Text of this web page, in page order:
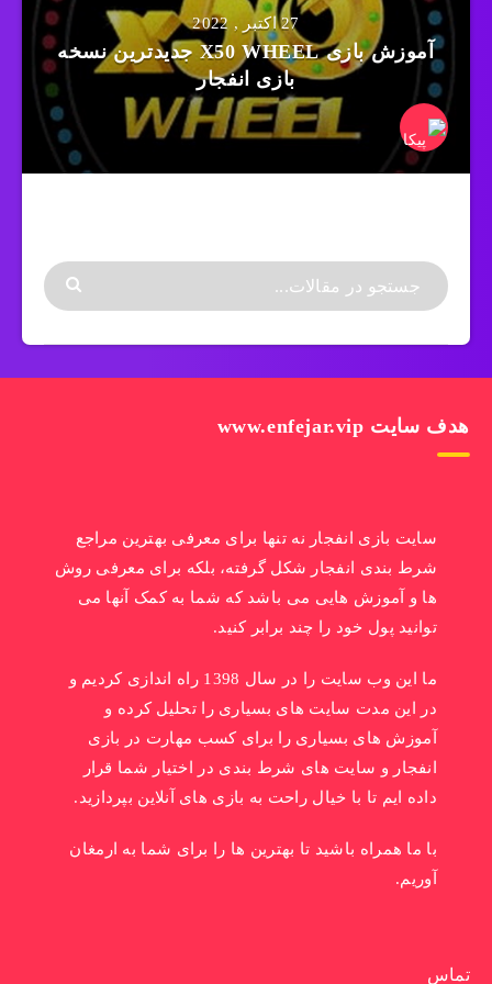
27 اکتبر , 2022
آموزش بازی X50 WHEEL جدیدترین نسخه
بازی انفجار
هدف سایت www.enfejar.vip
سایت بازی انفجار نه تنها برای معرفی بهترین مراجع
شرط بندی انفجار شکل گرفته، بلکه برای معرفی روش
ها و آموزش هایی می باشد که شما به کمک آنها می
توانید پول خود را چند برابر کنید.
ما این وب سایت را در سال 1398 راه اندازی کردیم و
در این مدت سایت های بسیاری را تحلیل کرده و
آموزش های بسیاری را برای کسب مهارت در بازی
انفجار و سایت های شرط بندی در اختیار شما قرار
داده ایم تا با خیال راحت به بازی های آنلاین بپردازید.
با ما همراه باشید تا بهترین ها را برای شما به ارمغان
آوریم.
تماس